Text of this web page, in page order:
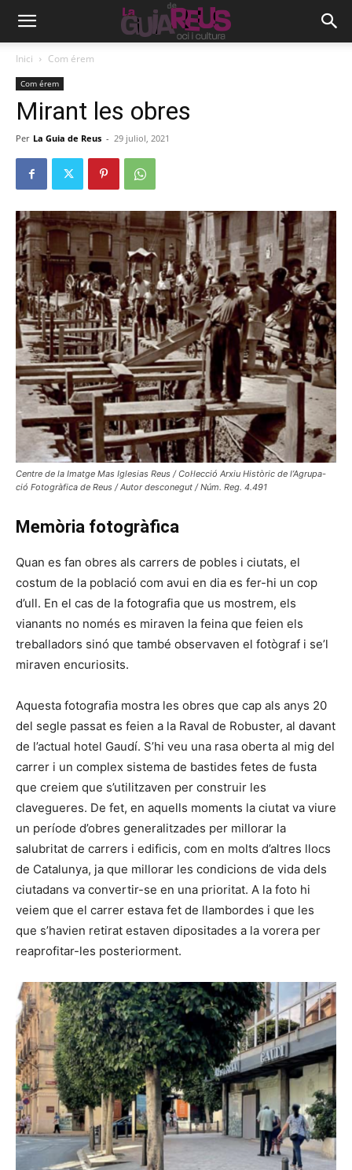
Inici Com érem
Com érem
Mirant les obres
Per La Guia de Reus - 29 juliol, 2021
Centre de la Imatge Mas Iglesias Reus / Col·lecció Arxiu Històric de l’Agrupa-
ció Fotogràfica de Reus / Autor desconegut / Núm. Reg. 4.491
Memòria fotogràfica
Quan es fan obres als carrers de pobles i ciutats, el
costum de la població com avui en dia es fer-hi un cop
d’ull. En el cas de la fotografia que us mostrem, els
vianants no només es miraven la feina que feien els
treballadors sinó que també observaven el fotògraf i se’l
miraven encuriosits.
Aquesta fotografia mostra les obres que cap als anys 20
del segle passat es feien a la Raval de Robuster, al davant
de l’actual hotel Gaudí. S’hi veu una rasa oberta al mig del
carrer i un complex sistema de bastides fetes de fusta
que creiem que s’utilitzaven per construir les
clavegueres. De fet, en aquells moments la ciutat va viure
un període d’obres generalitzades per millorar la
salubritat de carrers i edificis, com en molts d’altres llocs
de Catalunya, ja que millorar les condicions de vida dels
ciutadans va convertir-se en una prioritat. A la foto hi
veiem que el carrer estava fet de llambordes i que les
que s’havien retirat estaven dipositades a la vorera per
reaprofitar-les posteriorment.